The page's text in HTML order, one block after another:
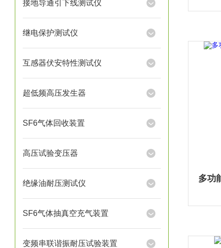
接地导通引下线测试仪
继电保护测试仪
互感器伏安特性测试仪
超低频高压发生器
SF6气体回收装置
高压试验变压器
绝缘油耐压测试仪
SF6气体抽真空充气装置
变频串联谐振耐压试验装置